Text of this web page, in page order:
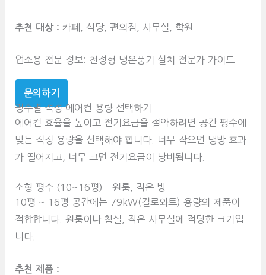
추천 대상 : 카페, 식당, 편의점, 사무실, 학원
업소용 전문 정보: 천정형 냉온풍기 설치 전문가 가이드
문의하기
평수별 적정 에어컨 용량 선택하기
에어컨 효율을 높이고 전기요금을 절약하려면 공간 평수에
맞는 적정 용량을 선택해야 합니다. 너무 작으면 냉방 효과
가 떨어지고, 너무 크면 전기요금이 낭비됩니다.
소형 평수 (10~16평) - 원룸, 작은 방
10평 ~ 16평 공간에는 79kW(킬로와트) 용량의 제품이
적합합니다. 원룸이나 침실, 작은 사무실에 적당한 크기입
니다.
추천 제품 :